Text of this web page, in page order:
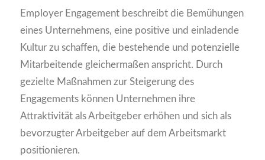
Employer Engagement beschreibt die Bemühungen
eines Unternehmens, eine positive und einladende
Kultur zu schaffen, die bestehende und potenzielle
Mitarbeitende gleichermaßen anspricht. Durch
gezielte Maßnahmen zur Steigerung des
Engagements können Unternehmen ihre
Attraktivität als Arbeitgeber erhöhen und sich als
bevorzugter Arbeitgeber auf dem Arbeitsmarkt
positionieren.